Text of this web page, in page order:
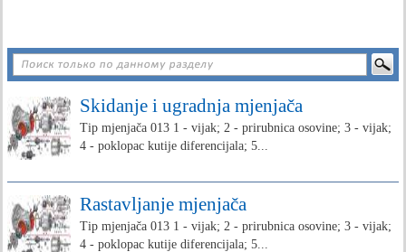
Skidanje i ugradnja mjenjača
Tip mjenjača 013 1 - vijak; 2 - prirubnica osovine; 3 - vijak;
4 - poklopac kutije diferencijala; 5...
Rastavljanje mjenjača
Tip mjenjača 013 1 - vijak; 2 - prirubnica osovine; 3 - vijak;
4 - poklopac kutije diferencijala; 5...